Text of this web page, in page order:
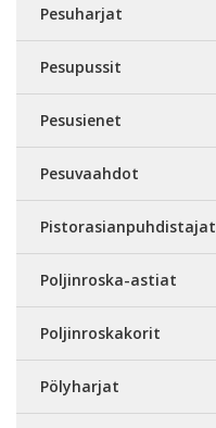
Pesuharjat
Pesupussit
Pesusienet
Pesuvaahdot
Pistorasianpuhdistajat
Poljinroska-astiat
Poljinroskakorit
Pölyharjat